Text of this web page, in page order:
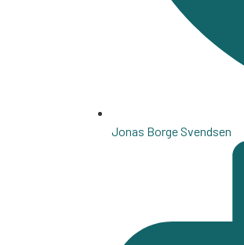
Jonas Borge Svendsen